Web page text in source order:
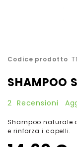
Codice prodotto
SHAMPOO
2 Recensioni
Shampoo naturale
e rinforza i capelli.
Vai
della
galleria
immagini